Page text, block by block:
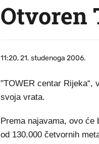
Otvoren
11:20, 21. studenoga 2006.
"TOWER centar Rijeka“,
svoja vrata.
Prema najavama, ovo će
od 130.000 četvornih